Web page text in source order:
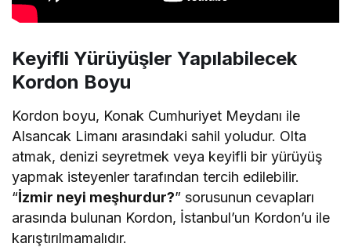
Keyifli Yürüyüşler Yapılabilecek
Kordon Boyu
Kordon boyu, Konak Cumhuriyet Meydanı ile
Alsancak Limanı arasındaki sahil yoludur. Olta
atmak, denizi seyretmek veya keyifli bir yürüyüş
yapmak isteyenler tarafından tercih edilebilir.
“İzmir neyi meşhurdur?” sorusunun cevapları
arasında bulunan Kordon, İstanbul’un Kordon’u ile
karıştırılmamalıdır.